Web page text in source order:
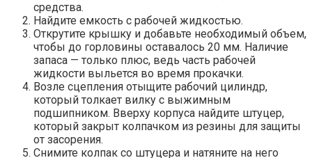
средства.
Найдите емкость с рабочей жидкостью.
Открутите крышку и добавьте необходимый объем,
чтобы до горловины оставалось 20 мм. Наличие
запаса — только плюс, ведь часть рабочей
жидкости выльется во время прокачки.
Возле сцепления отыщите рабочий цилиндр,
который толкает вилку с выжимным
подшипником. Вверху корпуса найдите штуцер,
который закрыт колпачком из резины для защиты
от засорения.
Снимите колпак со штуцера и натяните на него